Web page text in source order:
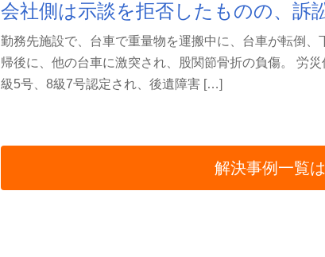
会社側は示談を拒否したものの、訴
勤務先施設で、台車で重量物を運搬中に、台車が転倒
帰後に、他の台車に激突され、股関節骨折の負傷。 労
級5号、8級7号認定され、後遺障害 […]
解決事例一覧